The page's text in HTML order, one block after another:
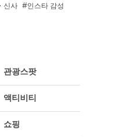
신사
인스타 감성
관광스팟
액티비티
쇼핑